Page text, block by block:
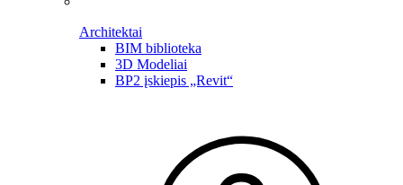
Architektai
BIM biblioteka
3D Modeliai
BP2 įskiepis „Revit“